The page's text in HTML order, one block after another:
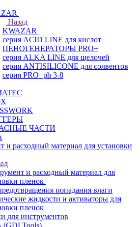
Назад
KWAZAR
серия ACID LINE для кислот
ПЕНОГЕНЕРАТОРЫ PRO+
серия ALKA LINE для щелочей
серия ANTISILICONE для солвентов
серия PRO+ph 3-8
ЧАСТИ
и расходный материал для установки
и расходный материал для
пленок
попадания влаги
жидкости и активаторы для
пленок
для инструментов
(GDI Tools)